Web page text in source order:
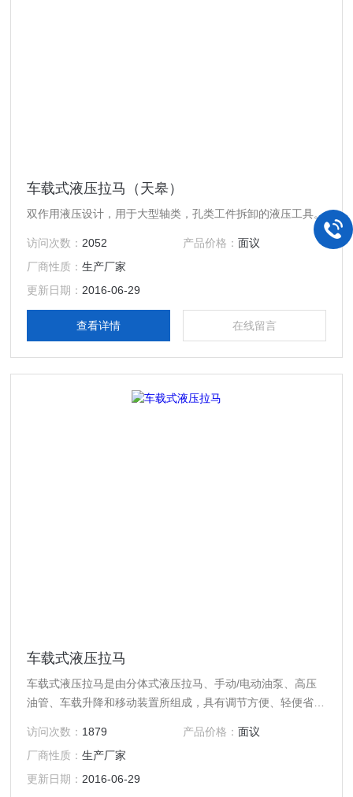
车载式液压拉马（天皋）
双作用液压设计，用于大型轴类，孔类工件拆卸的液压工具。
访问次数： 2052 产品价格： 面议
厂商性质：生产厂家
更新日期： 2016-06-29
查看详情 在线留言
车载式液压拉马
车载式液压拉马是由分体式液压拉马、手动/电动油泵、高压
油管、车载升降和移动装置所组成，具有调节方便、轻便省
连轴器、皮带盘、法兰等，是替代传统拉马与拔轮器的理想化
工具。
访问次数： 1879 产品价格： 面议
厂商性质：生产厂家
更新日期： 2016-06-29